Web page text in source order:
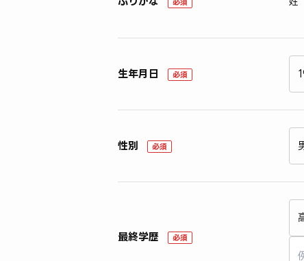
必須
生年月日 必須
性別 必須
最終学歴 必須